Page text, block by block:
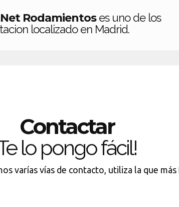
Rodamientoses uno de los
localizado en Madrid.
Contactar
lo pongo fácil!
varías vías de contacto, utiliza la que